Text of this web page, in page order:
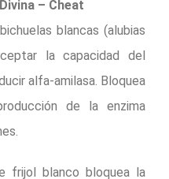
– Cheat
blancas (alubias
la capacidad del
alfa-amilasa. Bloquea
de la enzima
frijol blanco bloquea la